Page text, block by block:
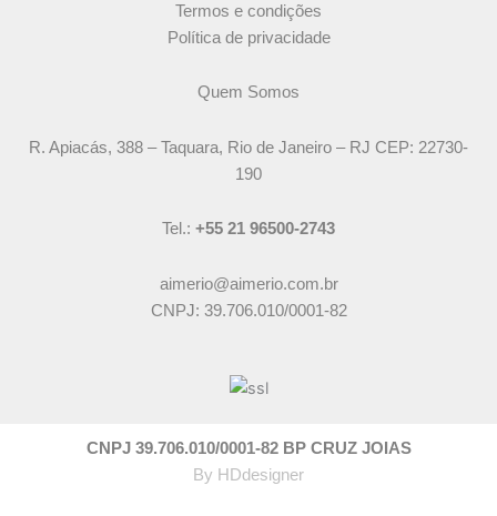
Termos e condições
Política de privacidade
Quem Somos
R. Apiacás, 388 – Taquara, Rio de Janeiro – RJ CEP: 22730-
190
Tel.: +55 21 96500-2743
aimerio@aimerio.com.br
CNPJ: 39.706.010/0001-82
CNPJ 39.706.010/0001-82 BP CRUZ JOIAS
By HDdesigner